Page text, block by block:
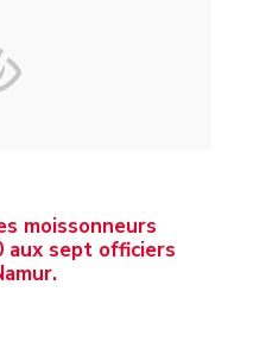
moissonneurs
aux sept officiers